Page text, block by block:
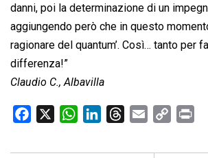
danni, poi la determinazione di un
aggiungendo però che in questo
ragionare del quantum’. Così… tanto per
differenza!”
Claudio C., Albavilla
c
W
a
n
r
a
p
i